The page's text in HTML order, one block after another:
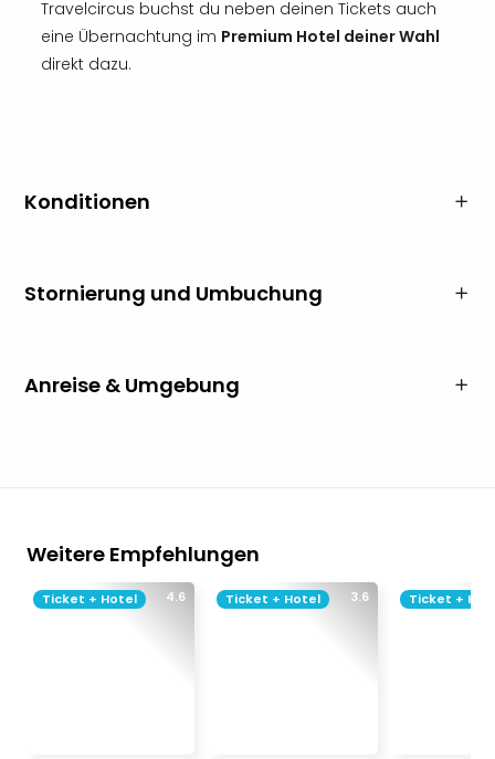
Travelcircus buchst du neben deinen Tickets auch
eine Übernachtung im Premium Hotel deiner Wahl
direkt dazu.
Konditionen
Stornierung und Umbuchung
Anreise & Umgebung
Weitere Empfehlungen
4.6
Ticket + Hotel 3.6
Ticket + Hotel Ticket +